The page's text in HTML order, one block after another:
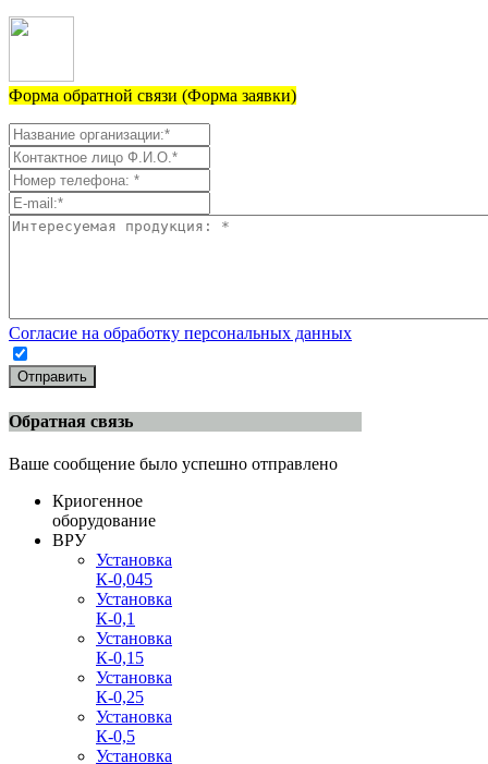
Форма обратной связи (Форма заявки)
Согласие на обработку персональных данных
Отправить
Обратная связь
Ваше сообщение было успешно отправлено
Криогенное
оборудование
ВРУ
Установка
К-0,045
Установка
К-0,1
Установка
К-0,15
Установка
К-0,25
Установка
К-0,5
Установка